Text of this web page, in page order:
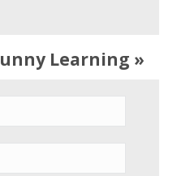
Learning »